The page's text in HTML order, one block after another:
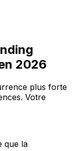
2026
plus forte
Votre
que la